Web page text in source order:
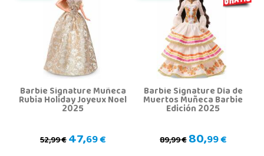
Barbie Signature Muñeca
Rubia Holiday Joyeux Noel
2025
52,99 €47,69 €
Barbie Signature Día de
Muertos Muñeca Barbie
Edición 2025
89,99 €80,99 €